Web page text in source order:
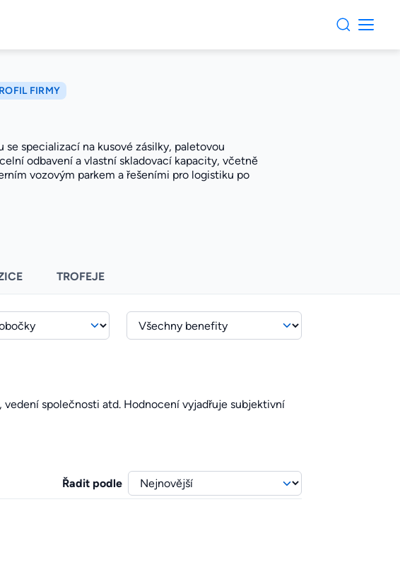
FIRMY
specializací na kusové zásilky, paletovou
odbavení a vlastní skladovací kapacity, včetně
vozovým parkem a řešeními pro logistiku po
TROFEJE
společnosti atd. Hodnocení vyjadřuje subjektivní
Řadit podle